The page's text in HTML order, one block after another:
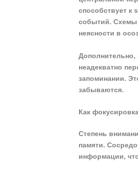
способствует к
событий. Схемы
неясности в
Дополнительно,
неадекватно
запоминании.
забываются.
Как
Степень
памяти.
информации,